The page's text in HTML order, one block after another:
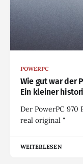
POWERPC
Wie gut war der
Ein kleiner
Der PowerPC 970
real original "
WEITERLESEN